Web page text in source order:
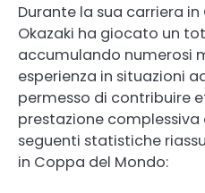
Durante la sua carriera
Okazaki ha giocato un
accumulando numerosi
esperienza in situazioni
permesso di contribuire
prestazione complessiva
seguenti statistiche
in Coppa del Mondo: